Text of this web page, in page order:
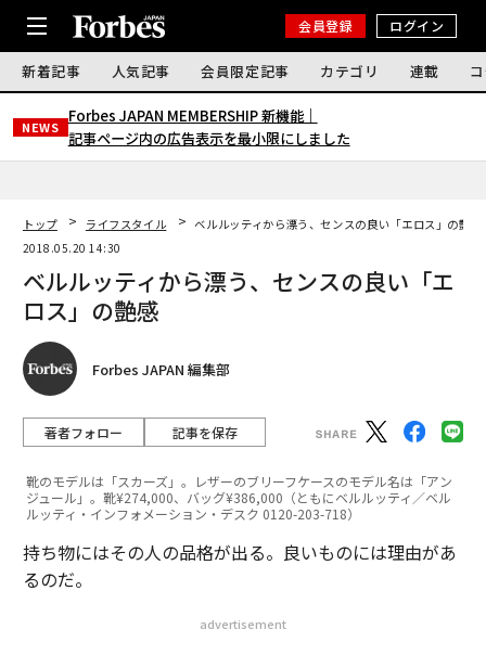
会員登録 ログイン
新着記事 人気記事 会員限定記事 カテゴリ 連載
NEWS
Forbes JAPAN MEMBERSHIP 新機能｜
記事ページ内の広告表示を最小限にしました
トップ ライフスタイル
ベルルッティから漂う、センスの良い「エロス」の艶感
2018.05.20 14:30
ベルルッティから漂う、センスの良い「エ
ロス」の艶感
Forbes JAPAN 編集部
著者フォロー 記事を保存
靴のモデルは「スカーズ」。レザーのブリーフケースのモデル名は「アン
ジュール」。靴¥274,000、バッグ¥386,000（ともにベルルッティ／ベル
ルッティ・インフォメーション・デスク 0120-203-718）
持ち物にはその人の品格が出る。良いものには理由があ
るのだ。
advertisement